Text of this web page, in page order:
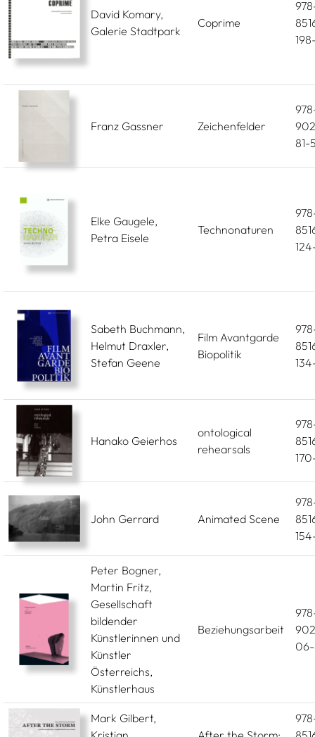
David Komary,
Galerie Stadtpark
Coprime
Franz Gassner Zeichenfelder
81-
Elke Gaugele,
Petra Eisele
Technonaturen
Sabeth Buchmann,
Helmut Draxler,
Stefan Geene
Film Avantgarde
Biopolitik
Hanako Geierhos
ontological
rehearsals
John Gerrard Animated Scene
Peter Bogner,
Martin Fritz,
Gesellschaft
bildender
Künstlerinnen und
Künstler
Österreichs,
Künstlerhaus
Beziehungsarbeit
Mark Gilbert,